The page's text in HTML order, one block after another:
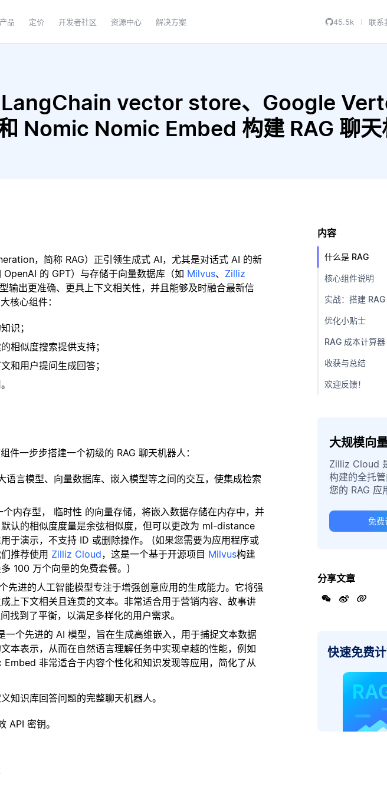
产品 定价 开发者社区 资源中心 解决方案 45.5k 联系
vector store、Google
Nomic Nomic Embed 构建 RAG 聊天
，简称 RAG）正引领生成式 AI，尤其是对话式 AI 的新
OpenAI 的 GPT）与存储于向量数据库（如 Milvus、 Zilliz
输出更准确、更具上下文相关性，并且能够及时融合最新信
核心组件：
识；
相似度搜索提供支持；
和用户提问生成回答；
一步步搭建一个初级的 RAG 聊天机器人：
语言模型、向量数据库、嵌入模型等之间的交互，使集成检索
个内存型， 临时性 的向量存储，将嵌入数据存储在内存中，并
认的相似度度量是余弦相似度，但可以更改为 ml-distance
于演示，不支持 ID 或删除操作。 (如果您需要为应用程序或
推荐使用 Zilliz Cloud，这是一个基于开源项目 Milvus构建
100 万个向量的免费套餐。)
先进的人工智能模型专注于增强创意应用的生成能力。它将强
上下文相关且连贯的文本。非常适合用于营销内容、故事讲
找到了平衡，以满足多样化的用户需求。
个先进的 AI 模型，旨在生成高维嵌入，用于捕捉文本数据
本表示，从而在自然语言理解任务中实现卓越的性能，例如
非常适合于内容个性化和知识发现等应用，简化了从
知识库回答问题的完整聊天机器人。
API 密钥。
内容
什么是 RAG
核心组件说明
实战：搭建
优化小贴士
RAG 成本计算器
收获与总结
欢迎反馈！
大规模向
Zilliz Cloud
构建的全托
您的 RAG 应
免费
分享文章
快速免费